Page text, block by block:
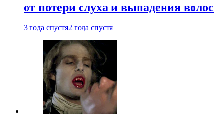
от потери слуха и выпадения волос
3 года спустя2 года спустя